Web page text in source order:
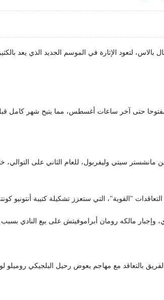
لتعود الإثارة في الموسم الجديد الذي يعد
سيتي وليفربول، للعام الثاني على التوالي،
"القوية"، التي ستعزز تشكيلة كتيبة أنتونيو
مالكه رومان أبراموفيتش على بيع النادي
بالتعاقد مع مهاجم يعوض رحيل البلجيكي روميلو